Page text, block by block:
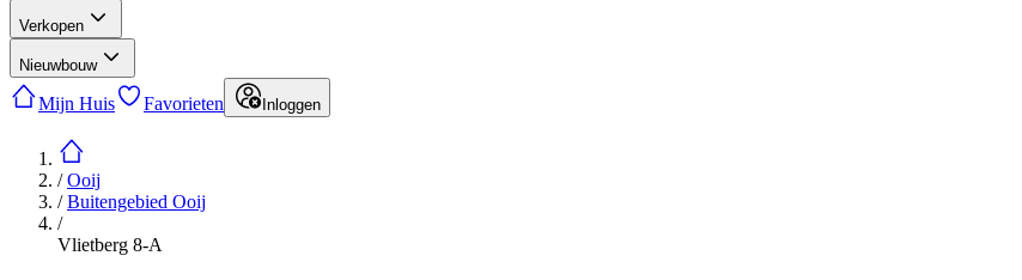
Verkopen
Nieuwbouw
Mijn Huis Favorieten Inloggen
/Ooij
/Buitengebied Ooij
/
Vlietberg 8-A